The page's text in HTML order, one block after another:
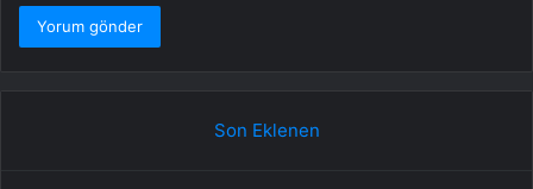
Son Eklenen